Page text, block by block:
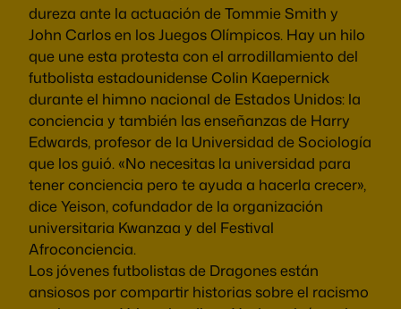
dureza ante la actuación de Tommie Smith y
John Carlos en los Juegos Olímpicos. Hay un hilo
que une esta protesta con el arrodillamiento del
futbolista estadounidense Colin Kaepernick
durante el himno nacional de Estados Unidos: la
conciencia y también las enseñanzas de Harry
Edwards, profesor de la Universidad de Sociología
que los guió. «No necesitas la universidad para
tener conciencia pero te ayuda a hacerla crecer»,
dice Yeison, cofundador de la organización
universitaria Kwanzaa y del Festival
Afroconciencia.
Los jóvenes futbolistas de Dragones están
ansiosos por compartir historias sobre el racismo